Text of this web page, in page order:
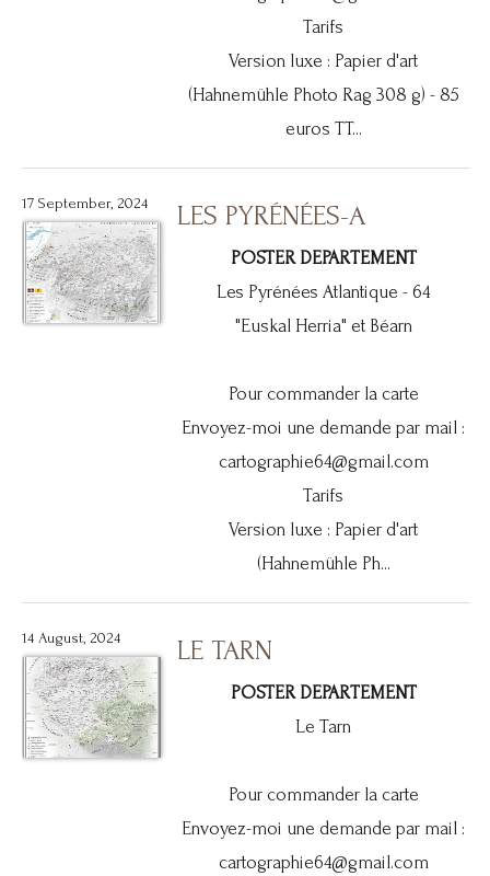
Tarifs
Version luxe : Papier d'art
(Hahnemühle Photo Rag 308 g) - 85
euros TT...
17 September, 2024 LES PYRÉNÉES-A
POSTER DEPARTEMENT
Les Pyrénées Atlantique - 64
"Euskal Herria" et Béarn
Pour commander la carte
Envoyez-moi une demande par mail :
cartographie64@gmail.com
Tarifs
Version luxe : Papier d'art
(Hahnemühle Ph...
14 August, 2024 LE TARN
POSTER DEPARTEMENT
Le Tarn
Pour commander la carte
Envoyez-moi une demande par mail :
cartographie64@gmail.com